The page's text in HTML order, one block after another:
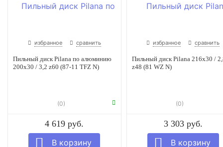
избранное сравнить
Пильный диск Pilana по алюминию
200x30 / 3,2 z60 (87-11 TFZ N)
(0)
4 619 руб.
избранное сравнить
Пильный диск Pilana 216x30 /
z48 (81 WZ N)
(0)
3 303 руб.